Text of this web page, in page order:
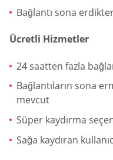
Bağlantı sona
Ücretli Hizmetler
24 saatten fazla
Bağlantıların sona
mevcut
Süper kaydırma
Sağa kaydıran